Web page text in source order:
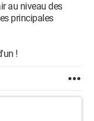
au niveau des
principales
!